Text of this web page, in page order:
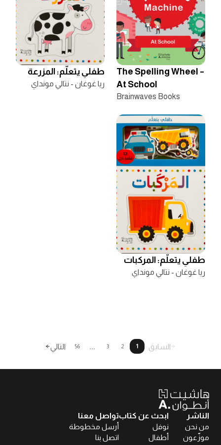
The Spelling Wheel –
At School
Brainwaves Books
طفلي يتعلّم: المزرعة
ريا غوغان - نتالي مونداي
طفلي يتعلّم: المركبات
ريا غوغان - نتالي مونداي
السابق 1
2
3
...
56 التالي
الناشر
من نحن
موزّعون
ابحث عن كتاب
نوفل
أطفال
تواصل معنا
أرسل مخطوطة
اتصل بنا